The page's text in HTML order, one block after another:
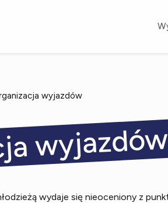
wyjazdów
wydaje się nieoceniony z